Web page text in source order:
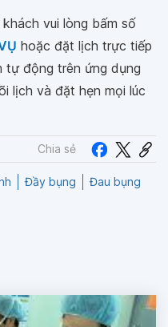
vui lòng bấm số
hoặc đặt lịch trực tiếp
tự động trên ứng dụng
lịch và đặt hẹn mọi lúc
Chia sẻ
Đầy bụng Đau bụng